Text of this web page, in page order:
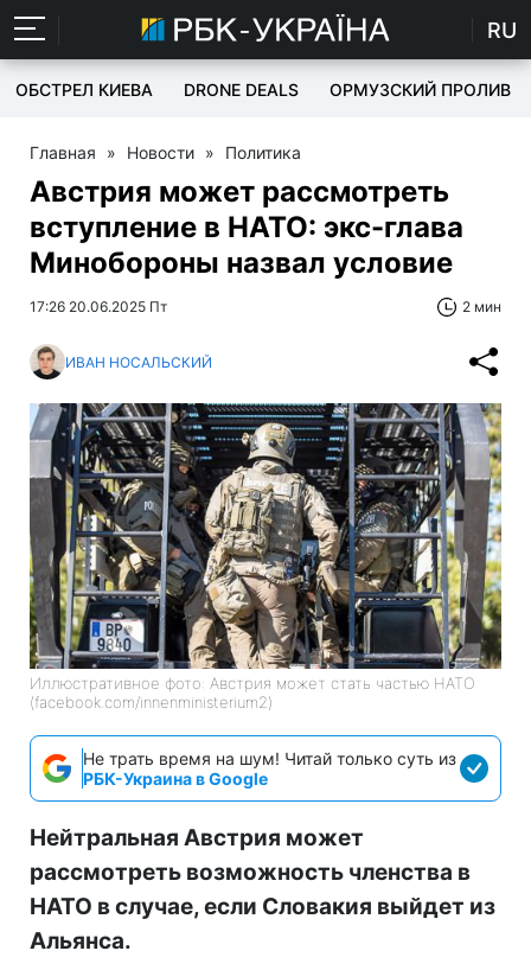
RU
ОБСТРЕЛ КИЕВА DRONE DEALS ОРМУЗСКИЙ ПРОЛИВ
Главная » Новости » Политика
Австрия может рассмотреть
вступление в НАТО: экс-глава
Минобороны назвал условие
17:26 20.06.2025 Пт 2 мин
ИВАН НОСАЛЬСКИЙ
Иллюстративное фото: Австрия может стать частью НАТО
(facebook.com/innenministerium2)
Не трать время на шум! Читай только суть из
РБК-Украина в Google
Нейтральная Австрия может
рассмотреть возможность членства в
НАТО в случае, если Словакия выйдет из
Альянса.